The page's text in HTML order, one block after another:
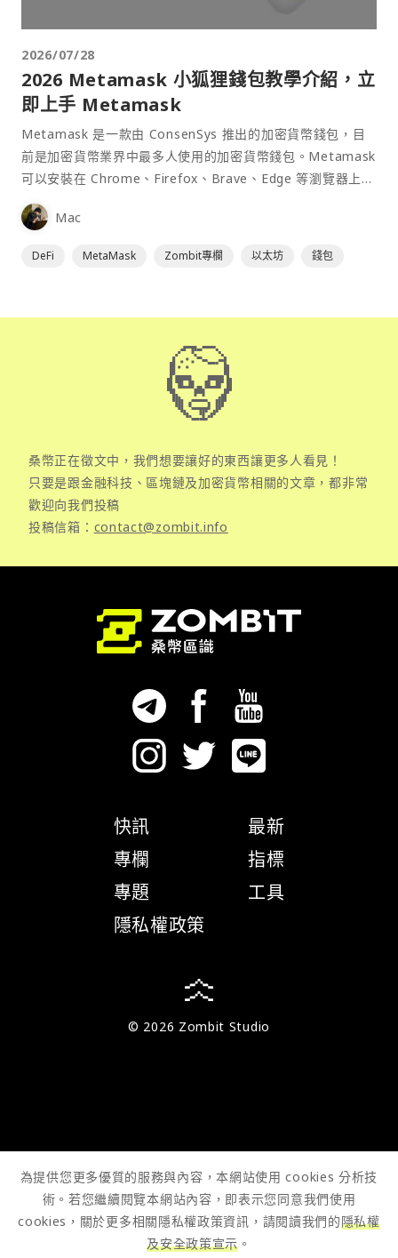
2026/07/28
2026 Metamask 小狐狸錢包教學介紹，立
即上手 Metamask
Metamask 是一款由 ConsenSys 推出的加密貨幣錢包，目
前是加密貨幣業界中最多人使用的加密貨幣錢包。Metamask
可以安裝在 Chrome、Firefox、Brave、Edge 等瀏覽器上作
為插件使用，具備許多功能且使用上非常方便。
Mac
DeFi MetaMask Zombit專欄 以太坊 錢包
桑幣正在徵文中，我們想要讓好的東西讓更多人看見！
只要是跟金融科技、區塊鏈及加密貨幣相關的文章，都非常
歡迎向我們投稿
投稿信箱： contact@zombit.info
快訊
專欄
專題
隱私權政策
最新
指標
工具
© 2026 Zombit Studio
為提供您更多優質的服務與內容，本網站使用 cookies 分析技
術。若您繼續閱覽本網站內容，即表示您同意我們使用
cookies，關於更多相關隱私權政策資訊，請閱讀我們的隱私權
及安全政策宣示 。